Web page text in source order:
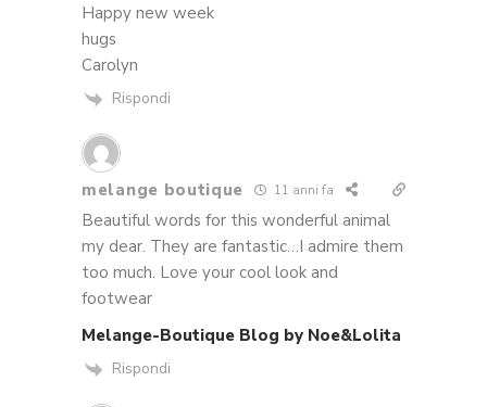
Happy new week
hugs
Carolyn
Rispondi
melange boutique 11 anni fa
Beautiful words for this wonderful animal
my dear. They are fantastic…I admire them
too much. Love your cool look and
footwear
Melange-Boutique Blog by Noe&Lolita
Rispondi